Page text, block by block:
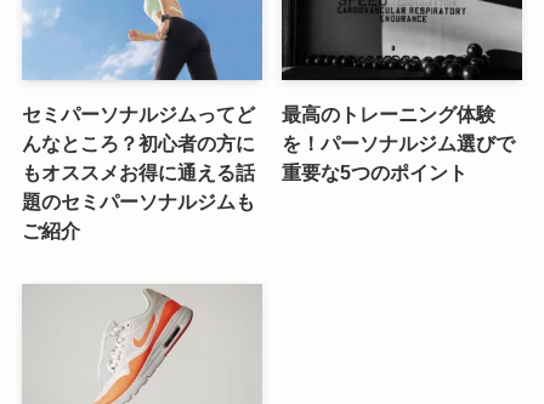
セミパーソナルジムってど
んなところ？初心者の方に
もオススメお得に通える話
題のセミパーソナルジムも
ご紹介
最高のトレーニング体験
を！パーソナルジム選びで
重要な5つのポイント